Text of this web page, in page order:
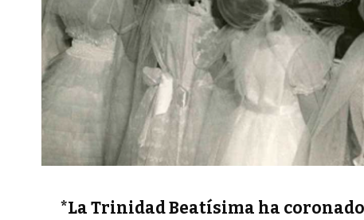
*La Trinidad Beatísima ha